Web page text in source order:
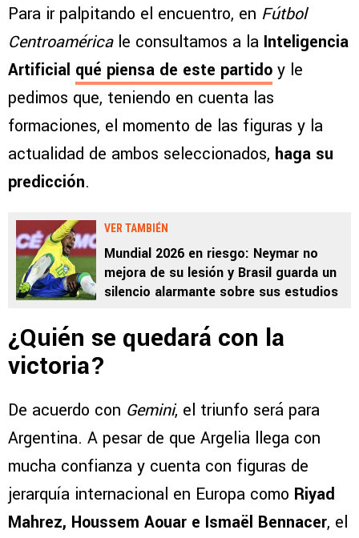
Para ir palpitando el encuentro, en Fútbol
Centroaméricale consultamos a la Inteligencia
Artificial qué piensa de este partido y le
pedimos que, teniendo en cuenta las
formaciones, el momento de las figuras y la
actualidad de ambos seleccionados, haga su
predicción.
VER TAMBIÉN
Mundial 2026 en riesgo: Neymar no
mejora de su lesión y Brasil guarda un
silencio alarmante sobre sus estudios
¿Quién se quedará con la
victoria?
De acuerdo con Gemini, el triunfo será para
Argentina. A pesar de que Argelia llega con
mucha confianza y cuenta con figuras de
jerarquía internacional en Europa como Riyad
Mahrez, Houssem Aouar e Ismaël Bennacer, el